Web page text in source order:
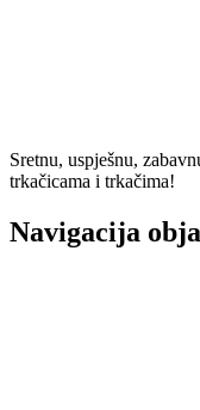
Sretnu, uspješnu,
trkačicama i trkačima!
Navigacija